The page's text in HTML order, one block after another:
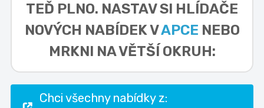
TEĎ PLNO. NASTAV SI HLÍDAČE
NOVÝCH NABÍDEK VAPCE NEBO
MRKNI NA VĚTŠÍ OKRUH:
Chci všechny nabídky z: